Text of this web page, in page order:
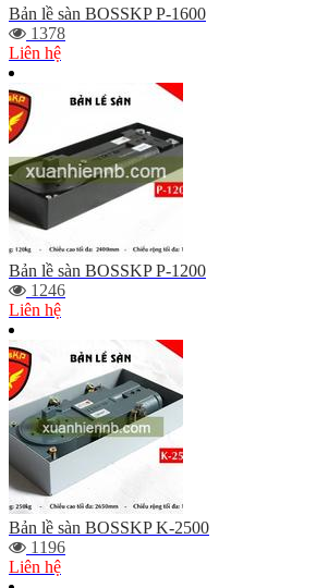
Bản lề sàn BOSSKP P-1600
1378
Liên hệ
Bản lề sàn BOSSKP P-1200
1246
Liên hệ
Bản lề sàn BOSSKP K-2500
1196
Liên hệ